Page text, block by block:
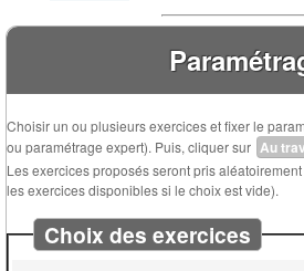
Choisir un ou plusieurs exercices et fixer le
ou paramétrage expert). Puis, cliquer sur Au
Les exercices proposés seront pris
les exercices disponibles si le choix est vide).
Choix des exercices